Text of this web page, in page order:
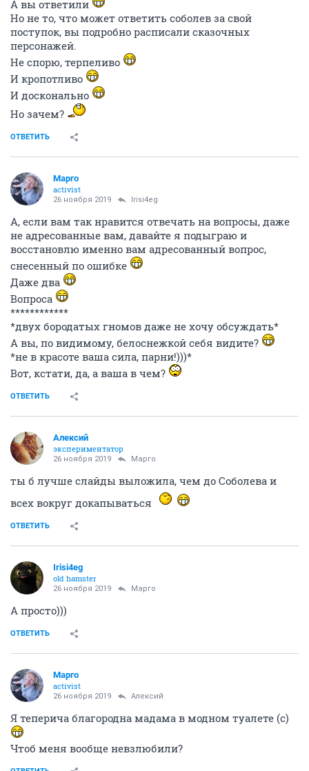
А вы ответили
Но не то, что может ответить соболев за свой
поступок, вы подробно расписали сказочных
персонажей.
Не спорю, терпеливо
И кропотливо
И досконально
Но зачем?
ОТВЕТИТЬ
Mаргo
activist
26 ноября 2019 Irisi4eg
А, если вам так нравится отвечать на вопросы, даже
не адресованные вам, давайте я подыграю и
восстановлю именно вам адресованный вопрос,
снесенный по ошибке
Даже два
Вопроса
************
*двух бородатых гномов даже не хочу обсуждать*
А вы, по видимому, белоснежкой себя видите?
*не в красоте ваша сила, парни!)))*
Вот, кстати, да, а ваша в чем?
ОТВЕТИТЬ
Алексий
экспериментатор
26 ноября 2019 Mаргo
ты б лучше слайды выложила, чем до Соболева и
всех вокруг докапываться
ОТВЕТИТЬ
Irisi4eg
old hamster
26 ноября 2019 Mаргo
А просто)))
ОТВЕТИТЬ
Mаргo
activist
26 ноября 2019 Алексий
Я теперича благородна мадама в модном туалете (с)
Чтоб меня вообще невзлюбили?